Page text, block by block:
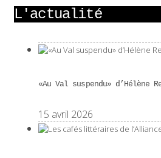
L'actualité
«Au Val suspendu» d’Hélène
15 avril 2026